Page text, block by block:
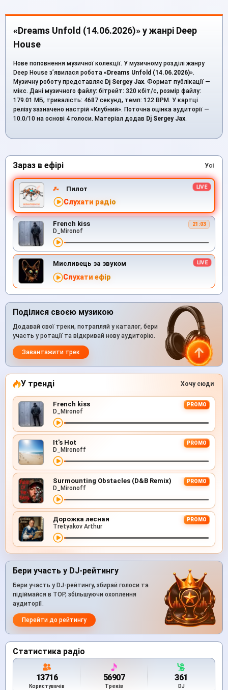
«Dreams Unfold (14.06.2026)» у жанрі Deep
House
Нове поповнення музичної колекції. У музичному розділі жанру
Deep House з’явилася робота « Dreams Unfold (14.06.2026)».
Музичну роботу представляє Dj Sergey Jax. Формат публікації —
мікс. Дані музичного файлу: бітрейт: 320 кбіт/с, розмір файлу:
179.01 МБ, тривалість: 4687 секунд, темп: 122 BPM. У картці
релізу зазначено настрій «Клубний». Поточна оцінка аудиторії —
10.0/10 на основі 4 голоси. Матеріал додав Dj Sergey Jax.
Зараз в ефірі Усі
Пилот
Слухати радіо
French kiss 21:03
D_Mironof
Мисливець за звуком
Слухати ефір
Поділися своєю музикою
Додавай свої треки, потрапляй у каталог, бери
участь у ротації та відкривай нову аудиторію.
Завантажити трек
У тренді Хочу сюди
French kiss PROMO
D_Mironof
It's Hot PROMO
D_Mironoff
Surmounting Obstacles (D&B Remix) PROMO
D_Mironoff
Дорожка лесная PROMO
Tretyakov Arthur
Бери участь у DJ-рейтингу
Бери участь у DJ-рейтингу, збирай голоси та
підіймайся в TOP, збільшуючи охоплення
аудиторії.
Перейти до рейтингу
Статистика радіо
13716
Користувачів
56907
Треків
361
DJ